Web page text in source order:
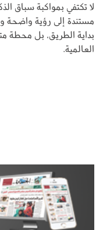
لا تكتفي بمواكبة سباق
بداية الطريق، بل محطة
العالمية.